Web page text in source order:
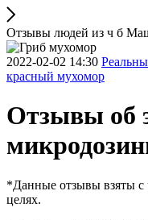
Отзывы людей из ч б
2022-02-02 14:30
красный мухомор
Отзывы об
*Данные отзывы взяты
целях.